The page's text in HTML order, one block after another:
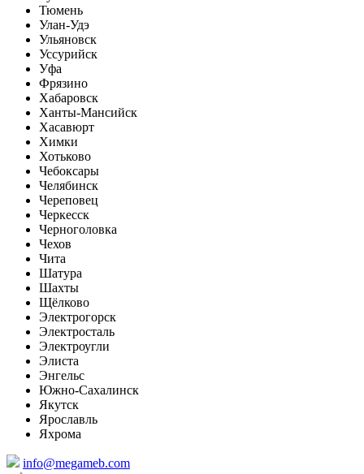
Тюмень
Улан-Удэ
Ульяновск
Уссурийск
Уфа
Фрязино
Хабаровск
Ханты-Мансийск
Хасавюрт
Химки
Хотьково
Чебоксары
Челябинск
Череповец
Черкесск
Черноголовка
Чехов
Чита
Шатура
Шахты
Щёлково
Электрогорск
Электросталь
Электроугли
Элиста
Энгельс
Южно-Сахалинск
Якутск
Ярославль
Яхрома
info@megameb.com